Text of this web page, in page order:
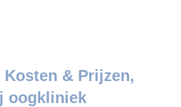
& Prijzen,
oogkliniek